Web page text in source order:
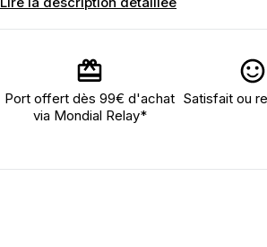
Port offert dès 99€ d'achat
via Mondial Relay*
Satisfait ou